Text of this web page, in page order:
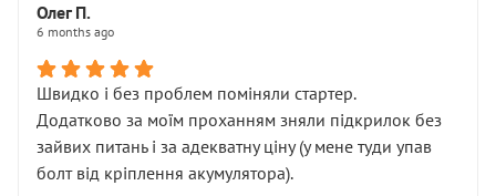
Олег П.
6 months ago
Швидко і без проблем поміняли стартер.
Додатково за моїм проханням зняли підкрилок без
зайвих питань і за адекватну ціну (у мене туди упав
болт від кріплення акумулятора).